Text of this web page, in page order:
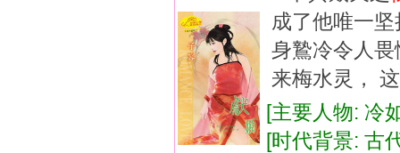
成了他唯一
身鷙冷令人
来梅水灵，
[主要人物:
[时代背景: